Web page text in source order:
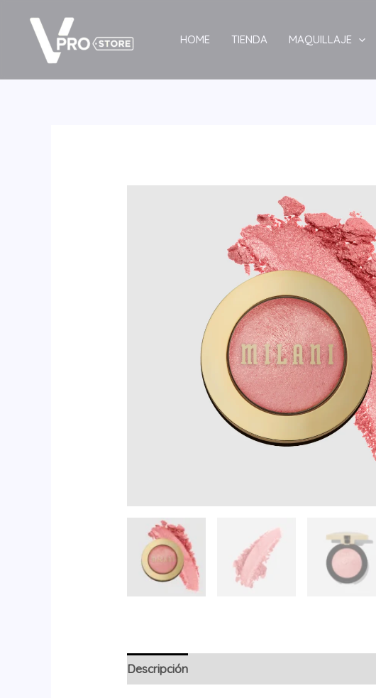
contenido
HOME TIENDA MAQUILLAJE
Descripción